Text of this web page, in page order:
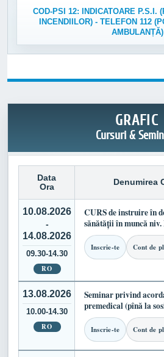
COD-PSI 12: INDICATOARE P.S.I.
INCENDIILOR) - TELEFON 112
AMBULANȚĂ)
GRAFIC
Cursuri &
Data
Ora
Denumirea
10.08.2026
-
14.08.2026
09.30-14.30
RO
CURS de instruire în
sănătății în muncă
Inscrie-te Cont de
13.08.2026
10.00-14.30
RO
Seminar privind
premedical (pînă la
Inscrie-te Cont de